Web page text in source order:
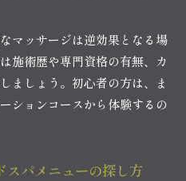
マッサージは逆効果となる場
施術歴や専門資格の有無、カ
ましょう。初心者の方は、ま
ションコースから体験するの
スパメニューの探し方